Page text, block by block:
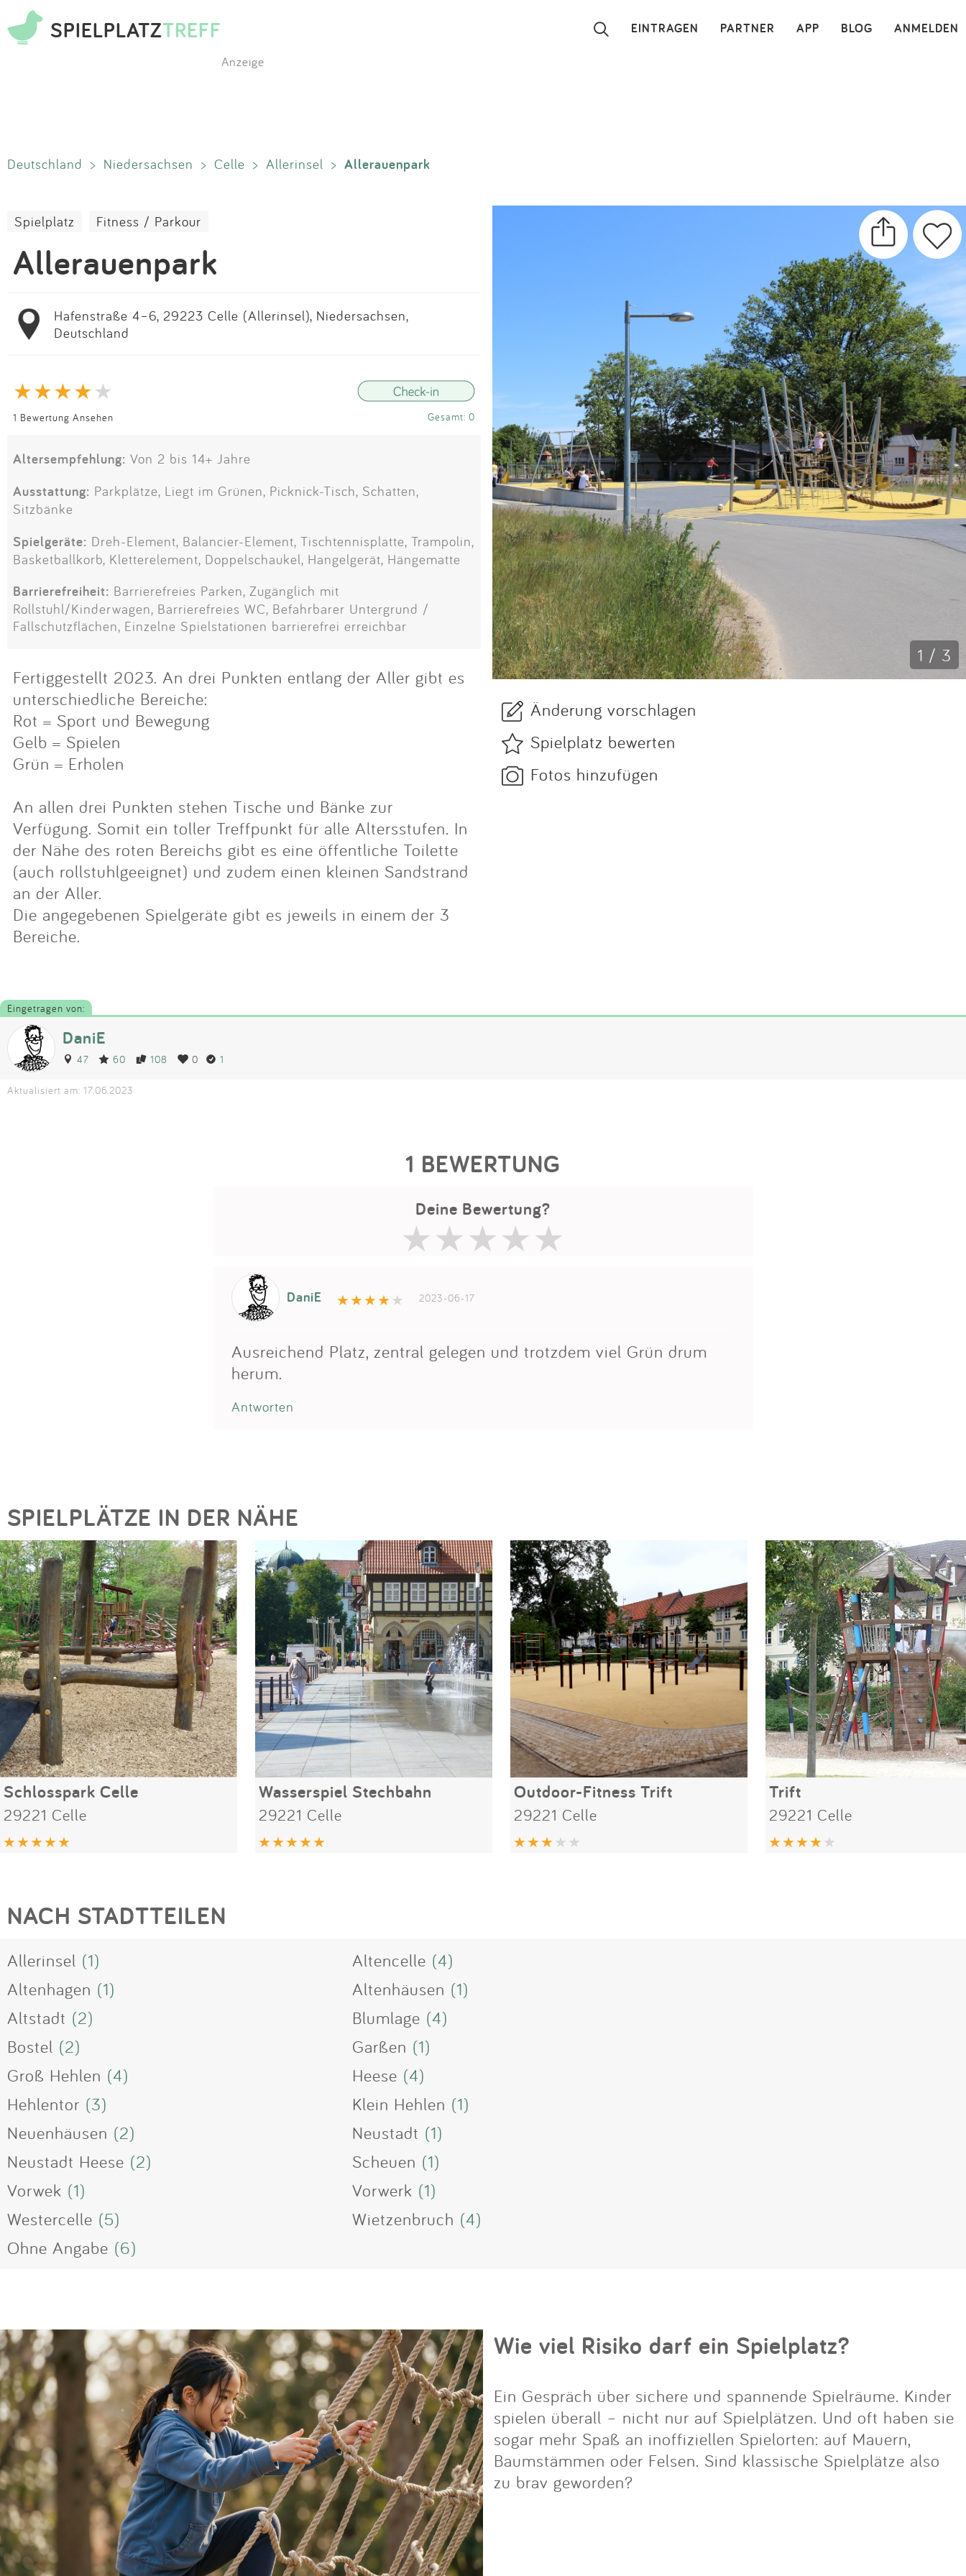
SPIELPLATZTREFF ANMELDEN
BLOG
APP
PARTNER
EINTRAGEN ×
Blog
Anmelden
Anzeige
Deutschland > Niedersachsen > Celle > Allerinsel > Allerauenpark
Spielplatz Fitness / Parkour
Allerauenpark
Hafenstraße 4–6, 29223 Celle (Allerinsel), Niedersachsen,
Deutschland
1 Bewertung Ansehen Gesamt: 0
Altersempfehlung: Von 2 bis 14+ Jahre
Ausstattung: Parkplätze, Liegt im Grünen, Picknick-Tisch, Schatten,
Sitzbänke
Spielgeräte: Dreh-Element, Balancier-Element, Tischtennisplatte, Trampolin,
Basketballkorb, Kletterelement, Doppelschaukel, Hangelgerät, Hängematte
Barrierefreiheit: Barrierefreies Parken, Zugänglich mit
Rollstuhl/Kinderwagen, Barrierefreies WC, Befahrbarer Untergrund /
Fallschutzflächen, Einzelne Spielstationen barrierefrei erreichbar
Fertiggestellt 2023. An drei Punkten entlang der Aller gibt es
unterschiedliche Bereiche:
Rot = Sport und Bewegung
Gelb = Spielen
Grün = Erholen
An allen drei Punkten stehen Tische und Bänke zur
Verfügung. Somit ein toller Treffpunkt für alle Altersstufen. In
der Nähe des roten Bereichs gibt es eine öffentliche Toilette
(auch rollstuhlgeeignet) und zudem einen kleinen Sandstrand
an der Aller.
Die angegebenen Spielgeräte gibt es jeweils in einem der 3
Bereiche.
1 / 3
Änderung vorschlagen
Spielplatz bewerten
Fotos hinzufügen
Eingetragen von:
DaniE
47 60 108 0 1
Aktualisiert am: 17.06.2023
1 BEWERTUNG
Deine Bewertung?
DaniE 2023-06-17
Ausreichend Platz, zentral gelegen und trotzdem viel Grün drum
herum.
Antworten
SPIELPLÄTZE IN DER NÄHE
Schlosspark Celle
29221 Celle
Wasserspiel Stechbahn
29221 Celle
Outdoor-Fitness Trift
29221 Celle
Trift
29221 Celle
NACH STADTTEILEN
Allerinsel (1) Altencelle (4)
Altenhagen (1) Altenhäusen (1)
Altstadt (2) Blumlage (4)
Bostel (2) Garßen (1)
Groß Hehlen (4) Heese (4)
Hehlentor (3) Klein Hehlen (1)
Neuenhäusen (2) Neustadt (1)
Neustadt Heese (2) Scheuen (1)
Vorwek (1) Vorwerk (1)
Westercelle (5) Wietzenbruch (4)
Ohne Angabe (6)
Wie viel Risiko darf ein Spielplatz?
Ein Gespräch über sichere und spannende Spielräume. Kinder
spielen überall – nicht nur auf Spielplätzen. Und oft haben sie
sogar mehr Spaß an inoffiziellen Spielorten: auf Mauern,
Baumstämmen oder Felsen. Sind klassische Spielplätze also
zu brav geworden?